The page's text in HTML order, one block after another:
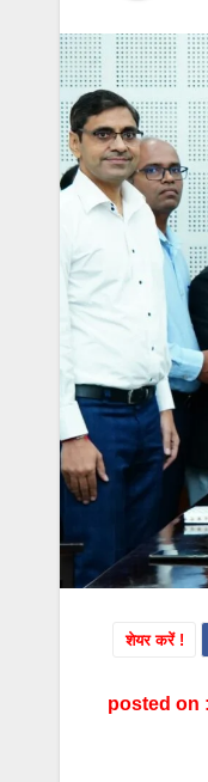
शेयर करें !
posted on